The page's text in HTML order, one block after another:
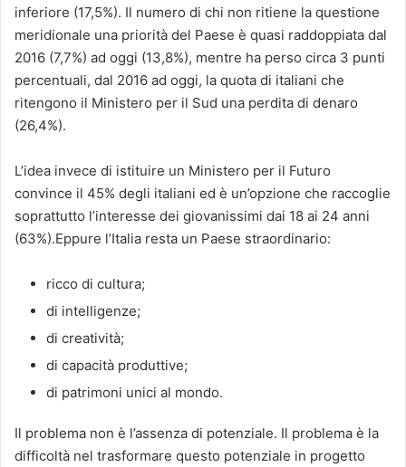
inferiore (17,5%). Il numero di chi non ritiene la questione
meridionale una priorità del Paese è quasi raddoppiata dal
2016 (7,7%) ad oggi (13,8%), mentre ha perso circa 3 punti
percentuali, dal 2016 ad oggi, la quota di italiani che
ritengono il Ministero per il Sud una perdita di denaro
(26,4%).
L’idea invece di istituire un Ministero per il Futuro
convince il 45% degli italiani ed è un’opzione che raccoglie
soprattutto l’interesse dei giovanissimi dai 18 ai 24 anni
(63%).Eppure l’Italia resta un Paese straordinario:
ricco di cultura;
di intelligenze;
di creatività;
di capacità produttive;
di patrimoni unici al mondo.
Il problema non è l’assenza di potenziale. Il problema è la
difficoltà nel trasformare questo potenziale in progetto